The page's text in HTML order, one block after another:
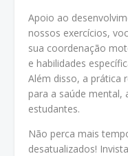
Apoio ao
nossos exercícios,
sua coordenação
e habilidades
Além disso, a prática
para a saúde
estudantes.
Não perca mais
desatualizados!